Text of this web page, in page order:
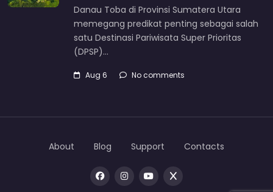
Danau Toba di Provinsi Sumatera Utara
memegang predikat penting sebagai salah
satu Destinasi Pariwisata Super Prioritas
(DPSP)…
Aug 6 No comments
About Blog Support Contacts